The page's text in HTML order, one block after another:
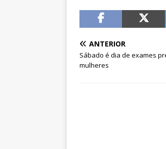
ANTERIOR
Sábado é dia de exames
mulheres